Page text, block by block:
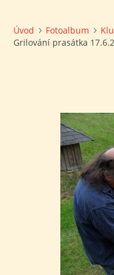
Úvod Fotoalbum
Grilování prasátka